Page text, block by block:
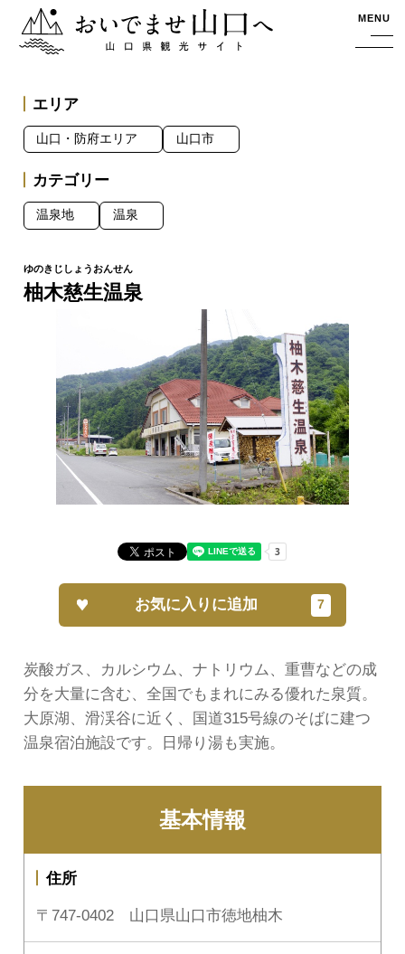
おいでませ山口へー山口県観光サイト MENU
柚木慈生温泉
炭酸ガス、カルシウム、ナトリウム、重曹などの成
分を大量に含む、全国でもまれにみる優れた泉質。
大原湖、滑渓谷に近く、国道315号線のそばに建つ
温泉宿泊施設です。日帰り湯も実施。
お気に入りに追加
エリア
山口・防府エリア 山口市
カテゴリー
温泉地 温泉
基本情報
住所
〒747-0402 山口県山口市徳地柚木